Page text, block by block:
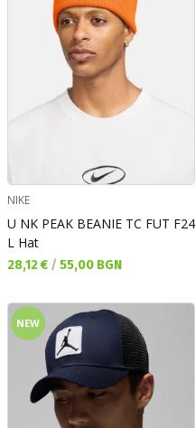
NIKE
U NK PEAK BEANIE TC FUT F24
L Hat
Текуща цена:
28,12 € / 55,00 BGN
NEW